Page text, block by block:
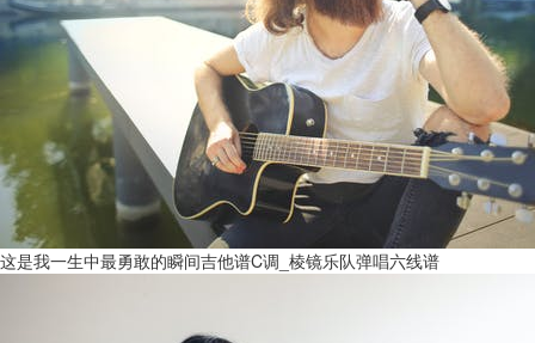
这是我一生中最勇敢的瞬间吉他谱C调_棱镜乐队弹唱六线谱